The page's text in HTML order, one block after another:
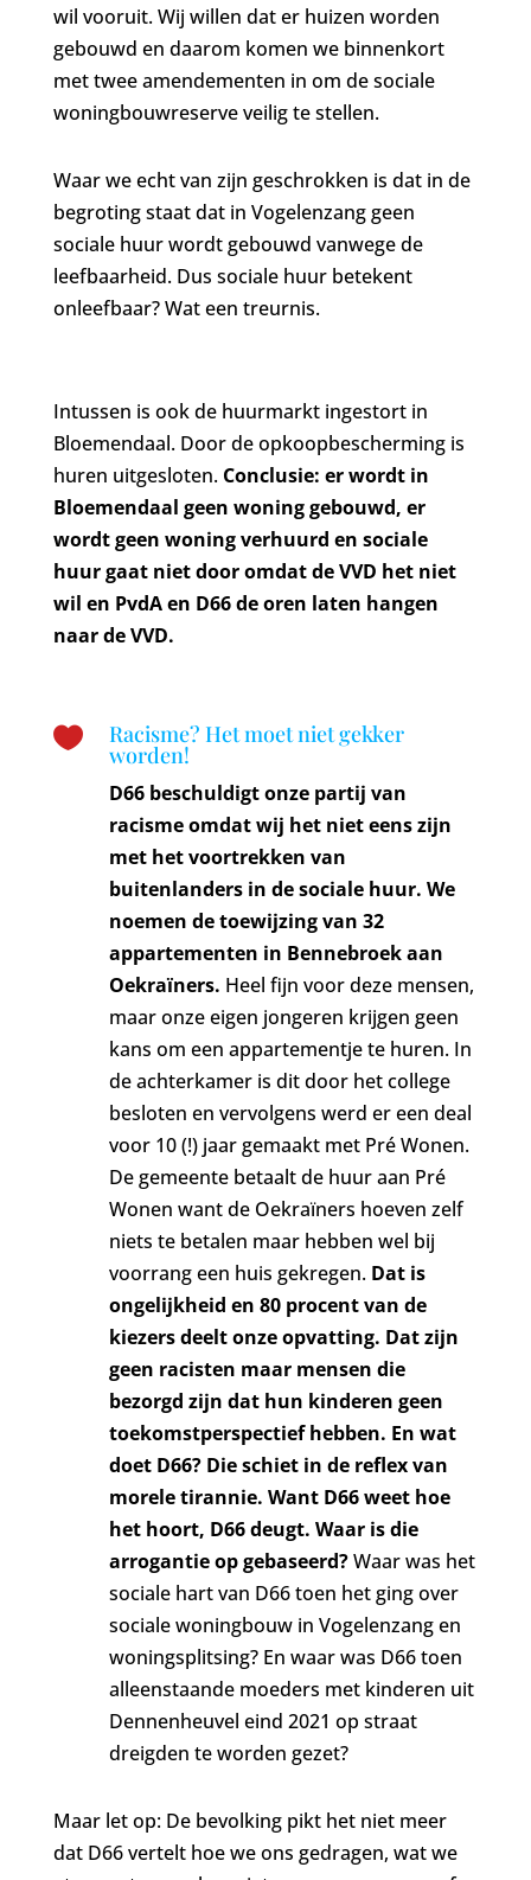
wil vooruit. Wij willen dat er huizen worden
gebouwd en daarom komen we binnenkort
met twee amendementen in om de sociale
woningbouwreserve veilig te stellen.
Waar we echt van zijn geschrokken is dat in de
begroting staat dat in Vogelenzang geen
sociale huur wordt gebouwd vanwege de
leefbaarheid. Dus sociale huur betekent
onleefbaar? Wat een treurnis.
Intussen is ook de huurmarkt ingestort in
Bloemendaal. Door de opkoopbescherming is
huren uitgesloten. Conclusie: er wordt in
Bloemendaal geen woning gebouwd, er
wordt geen woning verhuurd en sociale
huur gaat niet door omdat de VVD het niet
wil en PvdA en D66 de oren laten hangen
naar de VVD.
 Racisme? Het moet niet gekker
worden!
D66 beschuldigt onze partij van
racisme omdat wij het niet eens zijn
met het voortrekken van
buitenlanders in de sociale huur. We
noemen de toewijzing van 32
appartementen in Bennebroek aan
Oekraïners. Heel fijn voor deze mensen,
maar onze eigen jongeren krijgen geen
kans om een appartementje te huren. In
de achterkamer is dit door het college
besloten en vervolgens werd er een deal
voor 10 (!) jaar gemaakt met Pré Wonen.
De gemeente betaalt de huur aan Pré
Wonen want de Oekraïners hoeven zelf
niets te betalen maar hebben wel bij
voorrang een huis gekregen. Dat is
ongelijkheid en 80 procent van de
kiezers deelt onze opvatting. Dat zijn
geen racisten maar mensen die
bezorgd zijn dat hun kinderen geen
toekomstperspectief hebben. En wat
doet D66? Die schiet in de reflex van
morele tirannie. Want D66 weet hoe
het hoort, D66 deugt. Waar is die
arrogantie op gebaseerd?Waar was het
sociale hart van D66 toen het ging over
sociale woningbouw in Vogelenzang en
woningsplitsing? En waar was D66 toen
alleenstaande moeders met kinderen uit
Dennenheuvel eind 2021 op straat
dreigden te worden gezet?
Maar let op: De bevolking pikt het niet meer
dat D66 vertelt hoe we ons gedragen, wat we